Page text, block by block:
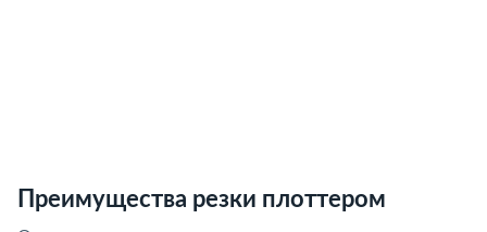
Преимущества резки плоттером